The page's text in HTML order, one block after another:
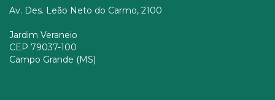
Av. Des. Leão Neto do Carmo, 2100
Jardim Veraneio
CEP 79037-100
Campo Grande (MS)